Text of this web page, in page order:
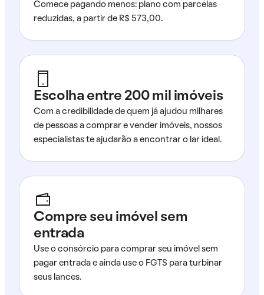
Comece pagando menos: plano com parcelas
reduzidas, a partir de R$ 573,00.
Escolha entre 200 mil imóveis
Com a credibilidade de quem já ajudou milhares
de pessoas a comprar e vender imóveis, nossos
especialistas te ajudarão a encontrar o lar ideal.
Compre seu imóvel sem
entrada
Use o consórcio para comprar seu imóvel sem
pagar entrada e ainda use o FGTS para turbinar
seus lances.